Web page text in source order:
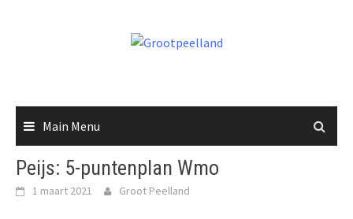
Main Menu
Peijs: 5-puntenplan Wmo
1 maart 2021 Groot Peelland